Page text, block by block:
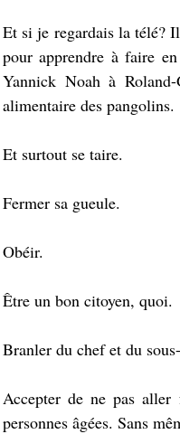
Et si je regardais la télé?
pour apprendre à faire
Yannick Noah à
alimentaire des pangolins.
Et surtout se taire.
Fermer sa gueule.
Obéir.
Être un bon citoyen, quoi.
Branler du chef et du
Accepter de ne pas
personnes âgées. Sans